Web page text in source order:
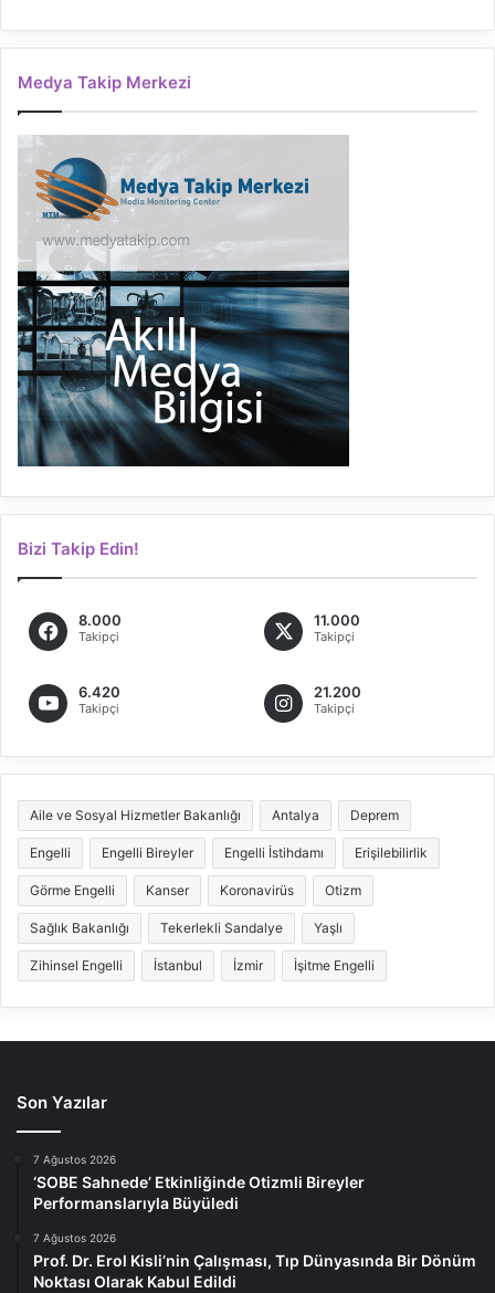
Medya Takip Merkezi
Bizi Takip Edin!
8.000
Takipçi
11.000
Takipçi
6.420
Takipçi
21.200
Takipçi
Aile ve Sosyal Hizmetler Bakanlığı Antalya Deprem
Engelli Engelli Bireyler Engelli İstihdamı Erişilebilirlik
Görme Engelli Kanser Koronavirüs Otizm
Sağlık Bakanlığı Tekerlekli Sandalye Yaşlı
Zihinsel Engelli İstanbul İzmir İşitme Engelli
Son Yazılar
7 Ağustos 2026
‘SOBE Sahnede’ Etkinliğinde Otizmli Bireyler
Performanslarıyla Büyüledi
7 Ağustos 2026
Prof. Dr. Erol Kisli’nin Çalışması, Tıp Dünyasında Bir Dönüm
Noktası Olarak Kabul Edildi